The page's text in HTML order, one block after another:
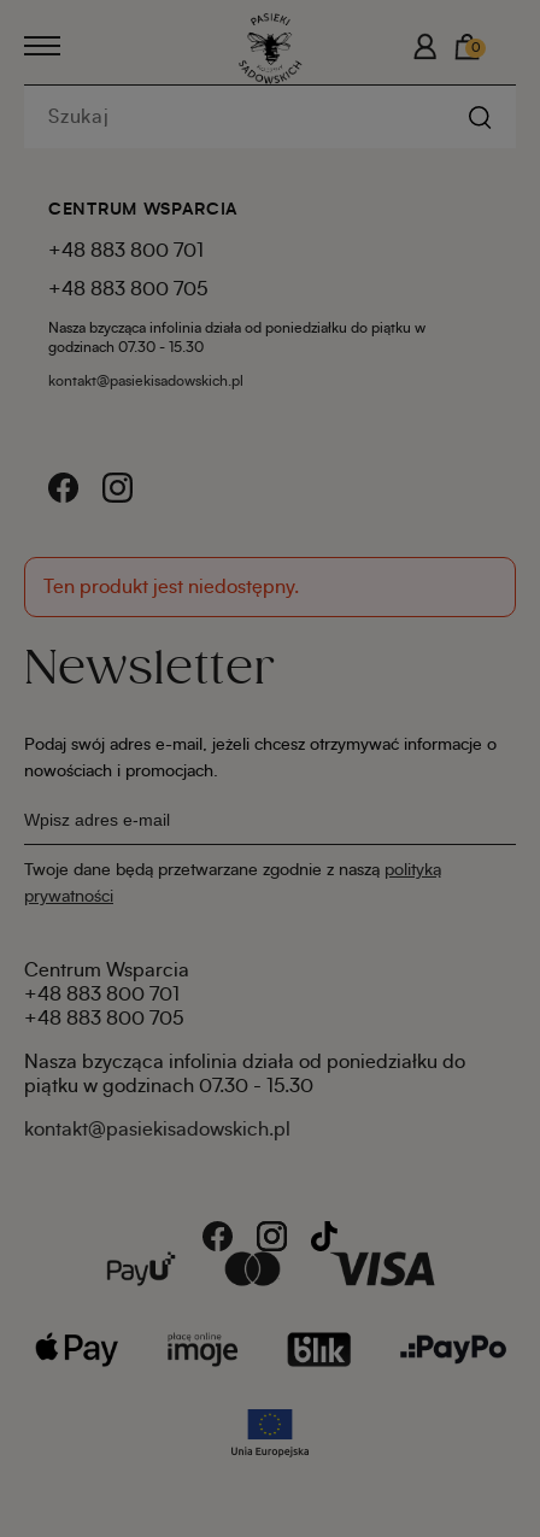
0
CENTRUM WSPARCIA
+48 883 800 701
+48 883 800 705
Nasza bzycząca infolinia działa od poniedziałku do piątku w
godzinach 07.30 - 15.30
kontakt@pasiekisadowskich.pl
Ten produkt jest niedostępny.
Newsletter
Podaj swój adres e-mail, jeżeli chcesz otrzymywać informacje o
nowościach i promocjach.
Twoje dane będą przetwarzane zgodnie z naszą polityką
prywatności
Centrum Wsparcia
+48 883 800 701
+48 883 800 705
Nasza bzycząca infolinia działa od poniedziałku do
piątku w godzinach 07.30 - 15.30
kontakt@pasiekisadowskich.pl